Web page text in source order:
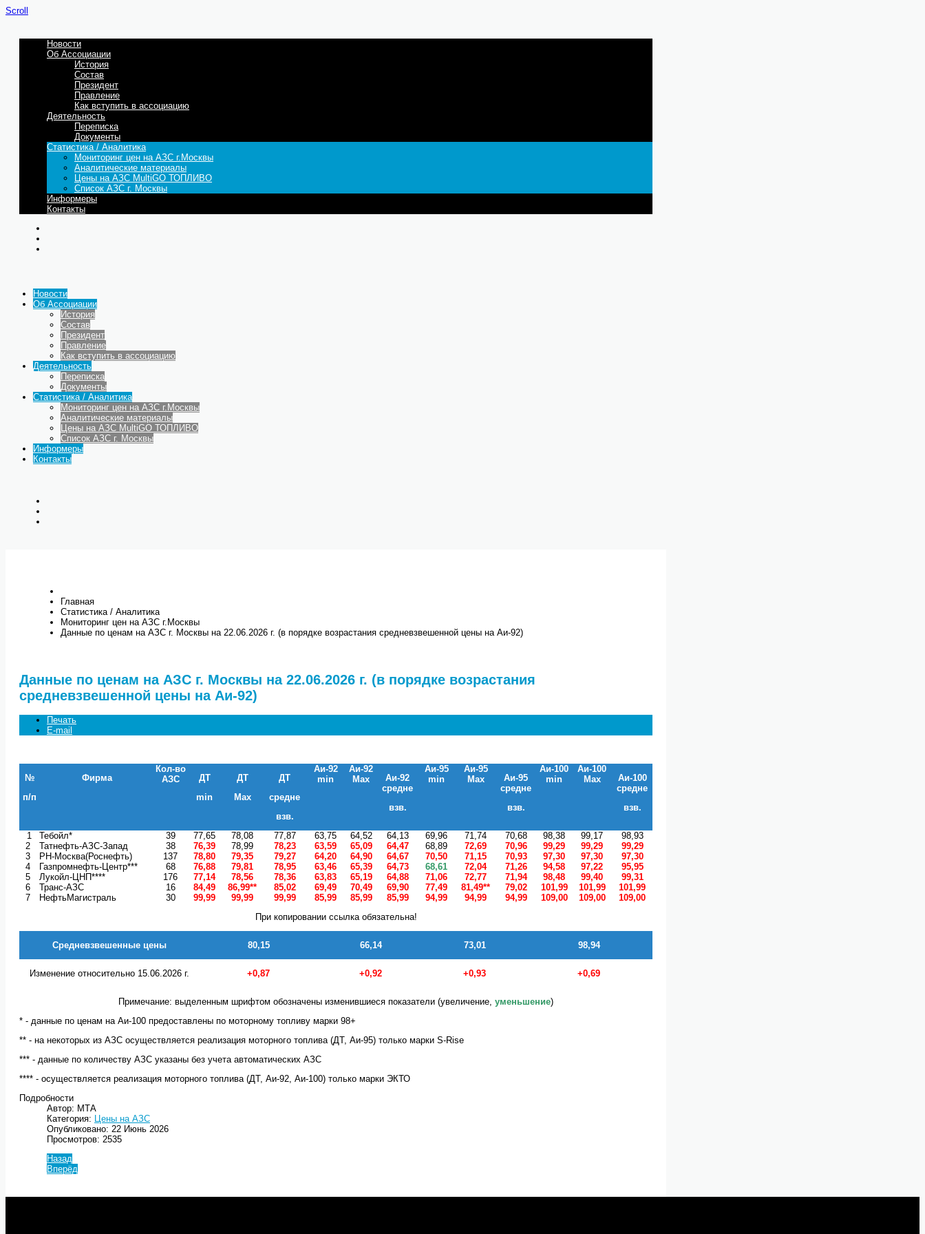
Scroll
Новости
Об Ассоциации
История
Состав
Президент
Правление
Как вступить в ассоциацию
Деятельность
Переписка
Документы
Статистика / Аналитика
Мониторинг цен на АЗС г.Москвы
Аналитические материалы
Цены на АЗС MultiGO ТОПЛИВО
Список АЗС г. Москвы
Информеры
Контакты
Новости
Об Ассоциации
История
Состав
Президент
Правление
Как вступить в ассоциацию
Деятельность
Переписка
Документы
Статистика / Аналитика
Мониторинг цен на АЗС г.Москвы
Аналитические материалы
Цены на АЗС MultiGO ТОПЛИВО
Список АЗС г. Москвы
Информеры
Контакты
Главная
Статистика / Аналитика
Мониторинг цен на АЗС г.Москвы
Данные по ценам на АЗС г. Москвы на 22.06.2026 г. (в порядке возрастания средневзвешенной цены на Аи-92)
Данные по ценам на АЗС г. Москвы на 22.06.2026 г. (в порядке возрастания
средневзвешенной цены на Аи-92)
Печать
E-mail
№
п/п
Фирма
Кол-во
АЗС
ДТ
min
ДТ
Max
ДТ
средне
взв.
Аи-92
min
Аи-92
Max
Аи-92
средне
взв.
Аи-95
min
Аи-95
Max
Аи-95
средне
взв.
Аи-100
min
Аи-100
Max
Аи-100
средне
взв.
1 Тебойл* 39 77,65 78,08 77,87 63,75 64,52 64,13 69,96 71,74 70,68 98,38 99,17
98,93
2
Татнефть-АЗС-Запад 38 76,39 78,99 78,23 63,59 65,09 64,47 68,89 72,69 70,96 99,29 99,29
99,29
3
РН-Москва(Роснефть) 137 78,80 79,35 79,27 64,20 64,90 64,67 70,50 71,15 70,93 97,30 97,30
97,30
4
Газпромнефть-Центр*** 68 76,88 79,81 78,95 63,46 65,39 64,73 68,61 72,04 71,26 94,58 97,22
95,95
5
Лукойл-ЦНП**** 176 77,14 78,56 78,36 63,83 65,19 64,88 71,06 72,77 71,94 98,48 99,40
99,31
6
Транс-АЗС 16 84,49 86,99** 85,02 69,49 70,49 69,90 77,49 81,49** 79,02 101,99 101,99
101,99
7
НефтьМагистраль 30 99,99 99,99 99,99 85,99 85,99 85,99 94,99 94,99 94,99 109,00 109,00
109,00
При копировании ссылка обязательна!
Средневзвешенные цены 80,15 66,14 73,01 98,94
Изменение относительно 15.06.2026 г. +0,87 +0,92 +0,93 +0,69
Примечание: выделенным шрифтом обозначены изменившиеся показатели (увеличение, уменьшение)
* - данные по ценам на Аи-100 предоставлены по моторному топливу марки 98+
** - на некоторых из АЗС осуществляется реализация моторного топлива (ДТ, Аи-95) только марки S-Rise
*** - данные по количеству АЗС указаны без учета автоматических АЗС
**** - осуществляется реализация моторного топлива (ДТ, Аи-92, Аи-100) только марки ЭКТО
Подробности
Автор: МТА
Категория:
Цены на АЗС
Опубликовано: 22 Июнь 2026
Просмотров: 2535
Назад
Вперёд